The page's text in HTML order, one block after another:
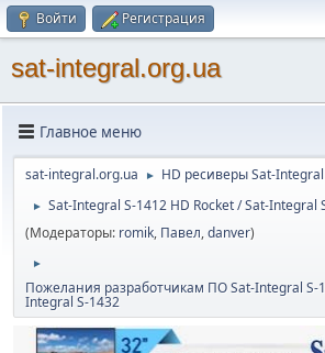
Войти Регистрация
sat-integral.org.ua
Главное меню
sat-integral.org.ua ► HD ресиверы Sat-Integral
►
Sat-Integral S-1412 HD Rocket / Sat-Integral
(Модераторы: romik, Павел,danver)
►
Пожелания разработчикам ПО Sat-Integral S-
Integral S-1432